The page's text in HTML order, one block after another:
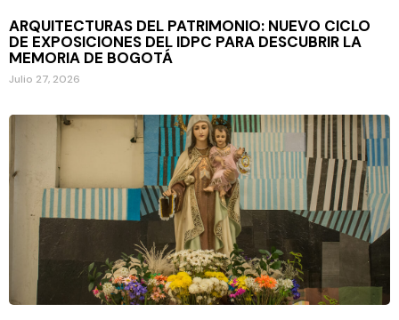
ARQUITECTURAS DEL PATRIMONIO: NUEVO CICLO
DE EXPOSICIONES DEL IDPC PARA DESCUBRIR LA
MEMORIA DE BOGOTÁ
Julio 27, 2026